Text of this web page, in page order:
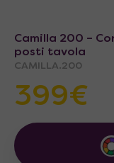
Camilla 200 –
posti tavola
CAMILLA.200
399€